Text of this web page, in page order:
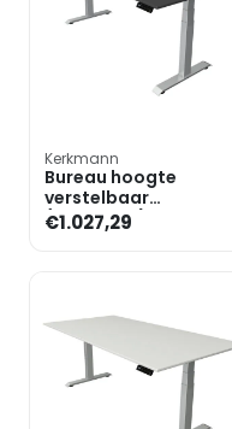
Kerkmann
Bureau hoogte
verstelbaar
(elektrisch) »Move 4«
200 cm T-poot
€1.027,29